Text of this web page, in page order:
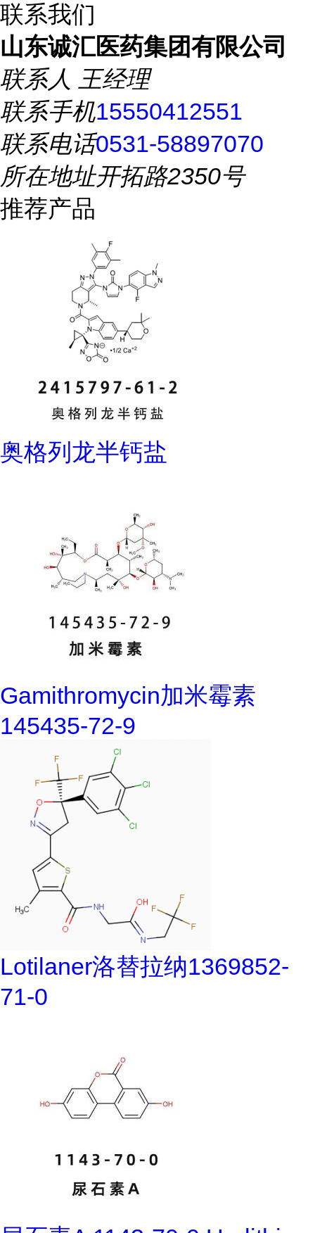
联系我们
山东诚汇医药集团有限公司
联系人 王经理
联系手机15550412551
联系电话0531-58897070
所在地址开拓路2350号
推荐产品
奥格列龙半钙盐
Gamithromycin加米霉素
145435-72-9
Lotilaner洛替拉纳1369852-
71-0